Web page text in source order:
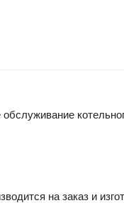
на заказ и